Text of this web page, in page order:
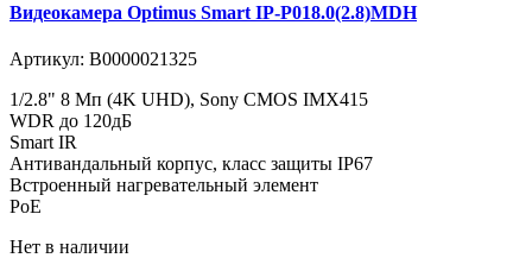
Видеокамера Optimus Smart IP-P018.0(2.8)MDH
Артикул: В0000021325
1/2.8" 8 Мп (4K UHD), Sony CMOS IMX415
WDR до 120дБ
Smart IR
Антивандальный корпус, класс защиты IР67
Встроенный нагревательный элемент
PoE
Нет в наличии